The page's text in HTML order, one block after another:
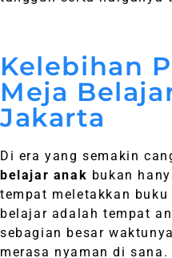
Kelebihan
Meja
Jakarta
Di era yang semakin
belajar anak bukan
tempat meletakkan
belajar adalah tempat
sebagian besar
merasa nyaman di sana.